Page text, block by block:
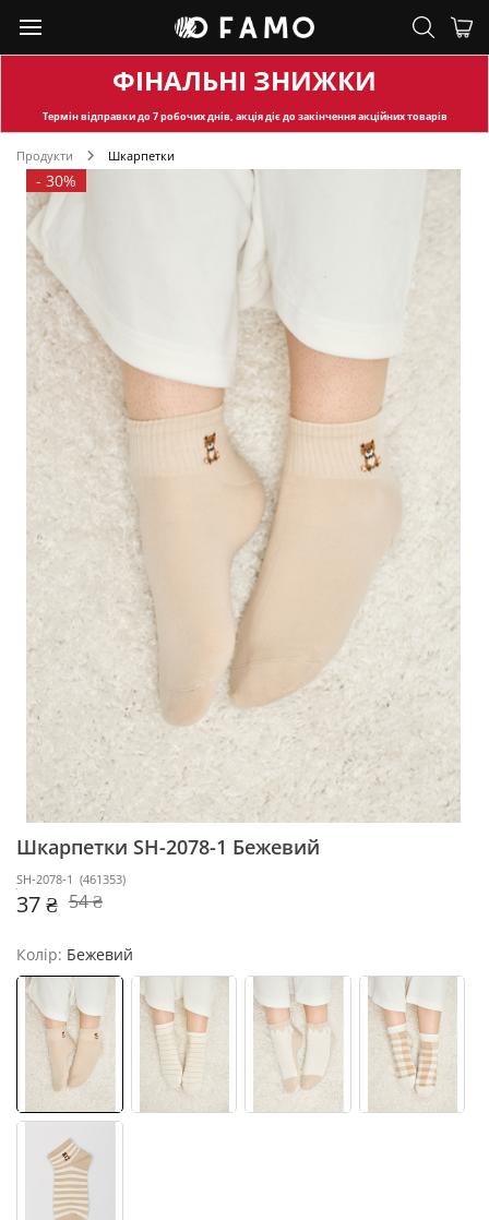
ФІНАЛЬНІ ЗНИЖКИ
Термін відправкидо 7 робочих днів, акція діє до закінчення акційних товарів
Продукти Шкарпетки
- 30%
Шкарпетки SH-2078-1 Бежевий
SH-2078-1 (461353)
37 ₴ 54 ₴
Колір: Бежевий